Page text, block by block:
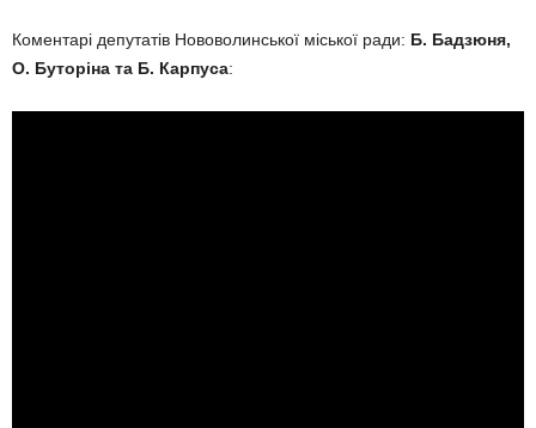
Коментарі депутатів Нововолинської міської ради: Б. Бадзюня,
О. Буторіна та Б. Карпуса: